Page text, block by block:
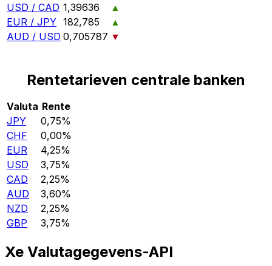
USD / CAD 1,39636
▲
EUR / JPY 182,785
▲
AUD / USD 0,705787 ▼
Rentetarieven centrale banken
Valuta Rente
JPY
0,75%
CHF
0,00%
EUR
4,25%
USD
3,75%
CAD
2,25%
AUD
3,60%
NZD
2,25%
GBP
3,75%
Xe Valutagegevens-API